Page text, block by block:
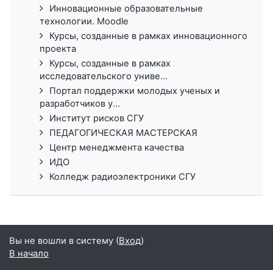
Инновационные образовательные
технологии. Moodle
Курсы, созданные в рамках инновационного
проекта
Курсы, созданные в рамках
исследовательского униве...
Портал поддержки молодых ученых и
разработчиков у...
Институт рисков СГУ
ПЕДАГОГИЧЕСКАЯ МАСТЕРСКАЯ
Центр менеджмента качества
ИДО
Колледж радиоэлектроники СГУ
Вы не вошли в систему (Вход)
В начало